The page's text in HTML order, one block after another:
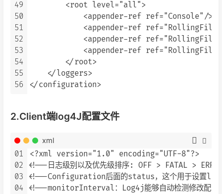
49
50
51
52
53
54
55
56
        <root level="all">
            <appender-ref ref="Console"/>
<appender-ref
<appender-ref
<appender-ref
        </root>
    </loggers>
2.Client端log4J配置文件
xml
01
02
03
04
<?xml version="1.0" encoding="UTF-8"?>
<!--日志级别以及优先级排序: OFF > FATAL >
<!--Configuration后面的status，这个用于设置
<!--monitorInterval：Log4j能够自动检测修改配置